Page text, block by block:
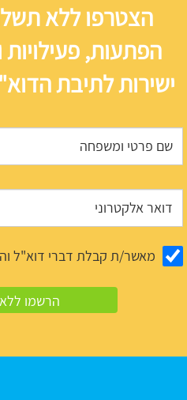
הצטרפו ללא
הפתעות,
ישירות לתיבת
מאשר/ת קבלת דברי דוא"ל